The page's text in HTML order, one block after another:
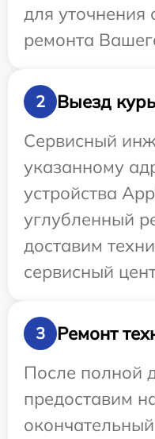
для уточнения
ремонта
2
Выезд
Сервисный
указанному
устройства
углубленный
доставим
сервисный
3
Ремонт
После полной
предоставим